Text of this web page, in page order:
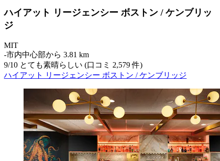
ハイアット リージェンシー ボストン / ケンブリッ
ジ
MIT
‐市内中心部から 3.81 km
9/10 とても素晴らしい (口コミ 2,579 件)
ハイアット リージェンシー ボストン / ケンブリッジ